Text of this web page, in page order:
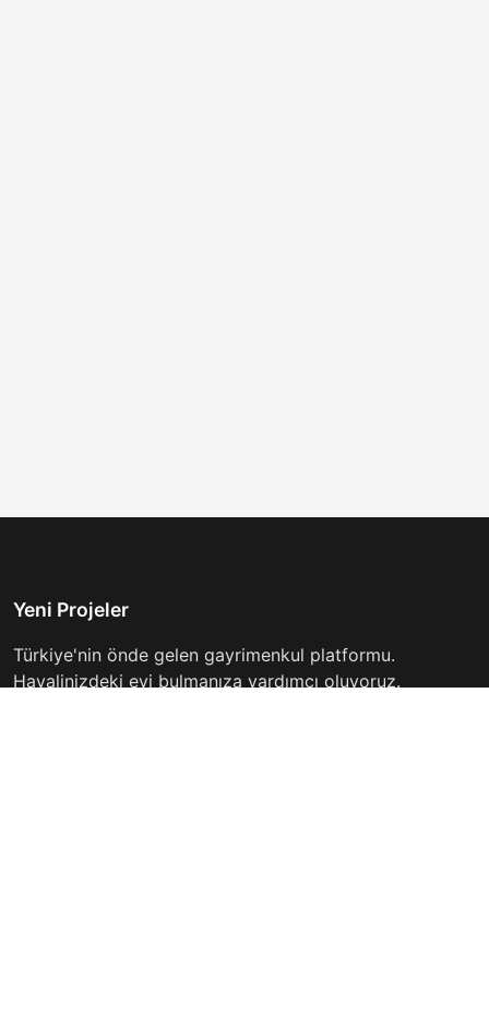
Yeni Projeler
Türkiye'nin önde gelen gayrimenkul platformu.
Hayalinizdeki evi bulmanıza yardımcı oluyoruz.